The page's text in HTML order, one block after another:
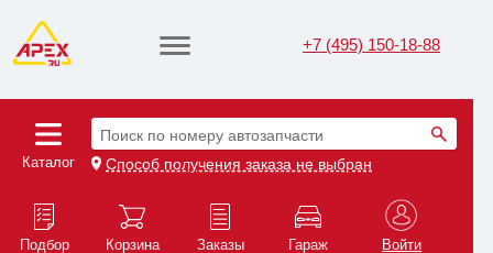
+7 (495) 150-18-88
Каталог
Поиск по номеру автозапчасти
Способ получения заказа не выбран
Подбор Корзина Заказы Гараж Войти